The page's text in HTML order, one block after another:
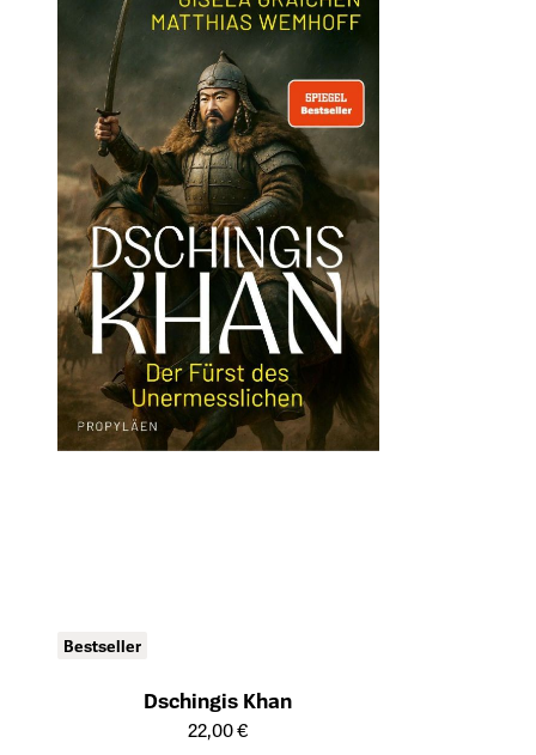
Bestseller
Dschingis Khan
Öffnet die Detailseite des Produkts
22,00 €